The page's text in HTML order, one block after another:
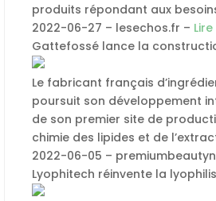
produits répondant aux
2022-06-27 – lesechos.fr –
Gattefossé lance la
Le fabricant français
poursuit son développement
de son premier site de
chimie des lipides et de
2022-06-05 –
Lyophitech réinvente la